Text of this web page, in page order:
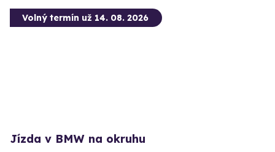
Volný termín už 14. 08. 2026
Jízda v BMW na okruhu